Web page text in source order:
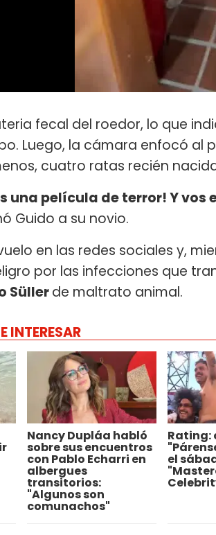
fecal del roedor, lo que
Luego, la cámara enfocó al
cuatro ratas recién
una película de terror! Y
Guido a su novio.
en las redes sociales y,
por las infecciones que
Süllerde maltrato animal.
INTERESAR
Nancy Dupláa habló
sobre sus encuentros
con Pablo Echarri en
albergues
transitorios:
"Algunos son
comunachos"
Rating:
el